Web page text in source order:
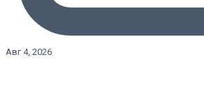
Авг 4, 2026